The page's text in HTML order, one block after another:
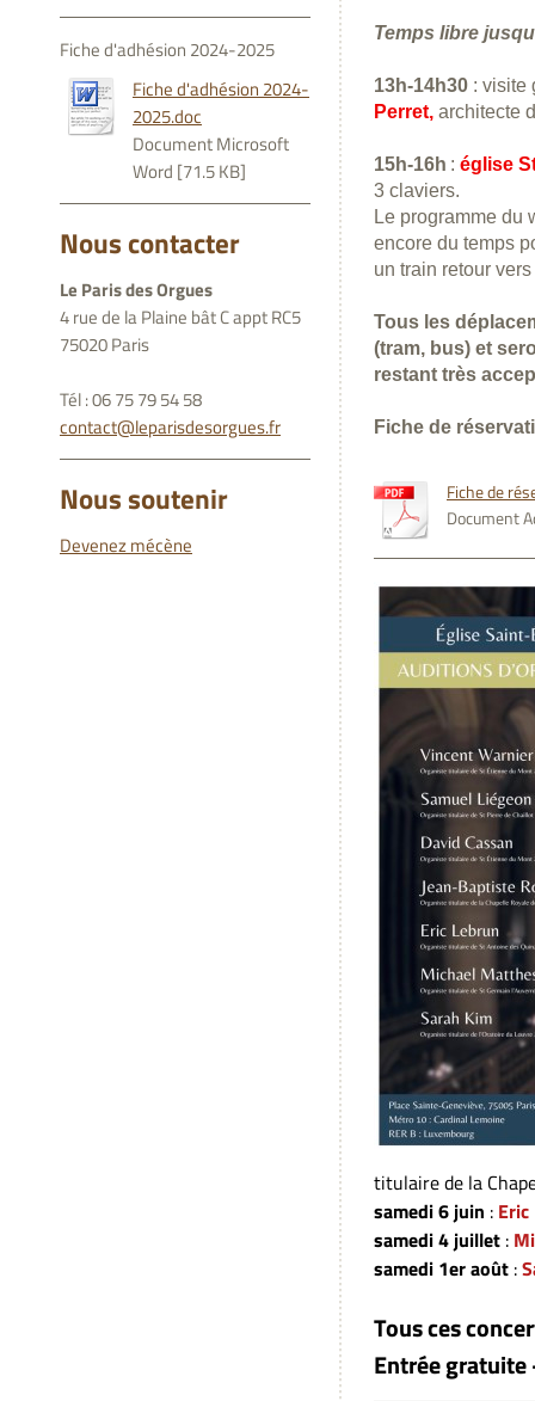
Fiche d'adhésion 2024-2025
Fiche d'adhésion 2024-
2025.doc
Document Microsoft
Word [71.5 KB]
Nous contacter
Le Paris des Orgues
4 rue de la Plaine bât C appt RC5
75020 Paris
Tél : 06 75 79 54 58
contact@leparisdesorgues.fr
Nous soutenir
Devenez mécène
Temps libre
13h-14h30 : visite
Perret, architecte
15h-16h : église
3 claviers.
Le programme du
encore du temps
un train retour
Tous les
(tram, bus) et
restant très
Fiche de
Fiche de
Document
titulaire de la
samedi 6 juin :
samedi 4 juillet :
samedi 1er août :
Tous ces
Entrée